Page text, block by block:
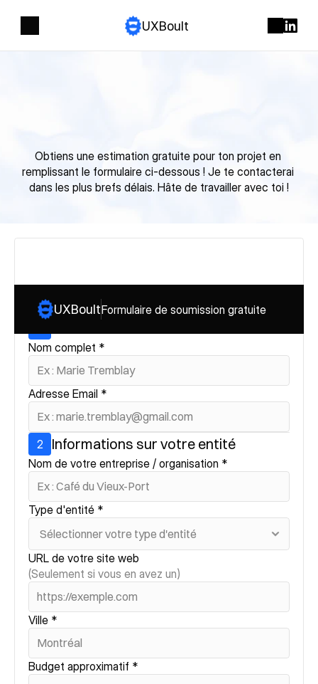
Obtiens une estimation gratuite pour ton projet en
remplissant le formulaire ci-dessous ! Je te contacterai
dans les plus brefs délais. Hâte de travailler avec toi !
UXBoultFormulaire de soumission gratuite
Nom complet *
Adresse Email *
2 Informations sur votre entité
Nom de votre entreprise / organisation *
Type d'entité *
URL de votre site web
(Seulement si vous en avez un)
Ville *
Budget approximatif *
UXBoult